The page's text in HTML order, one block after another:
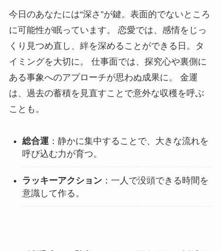
今日のあなたには“深さ”が鍵。表面的でないところ
に可能性が眠っています。 恋愛では、感情をじっ
くり見つめ直し、絆を深めることができる日。タ
イミングを大切に。 仕事面では、探究心や裏側に
ある事象へのアプローチが思わぬ成果に。 金運
は、過去の蓄積を見直すことで意外な収穫を呼ぶ
ことも。
総合運：静かに集中することで、大きな流れを
呼び込む力が育つ。
ラッキーアクション：一人で没頭できる時間を
意識して作る。